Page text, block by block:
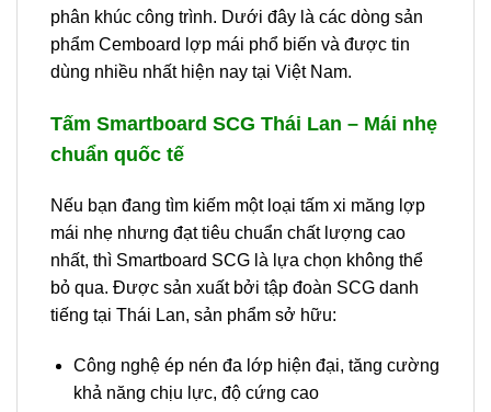
phân khúc công trình. Dưới đây là các dòng sản
phẩm Cemboard lợp mái phổ biến và được tin
dùng nhiều nhất hiện nay tại Việt Nam.
Tấm Smartboard SCG Thái Lan – Mái nhẹ
chuẩn quốc tế
Nếu bạn đang tìm kiếm một loại tấm xi măng lợp
mái nhẹ nhưng đạt tiêu chuẩn chất lượng cao
nhất, thì Smartboard SCG là lựa chọn không thể
bỏ qua. Được sản xuất bởi tập đoàn SCG danh
tiếng tại Thái Lan, sản phẩm sở hữu:
Công nghệ ép nén đa lớp hiện đại, tăng cường
khả năng chịu lực, độ cứng cao